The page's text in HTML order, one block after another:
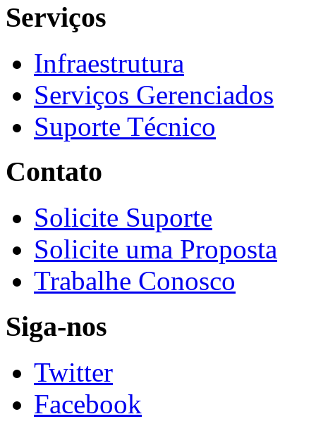
Serviços
Infraestrutura
Serviços Gerenciados
Suporte Técnico
Contato
Solicite Suporte
Solicite uma Proposta
Trabalhe Conosco
Siga-nos
Twitter
Facebook